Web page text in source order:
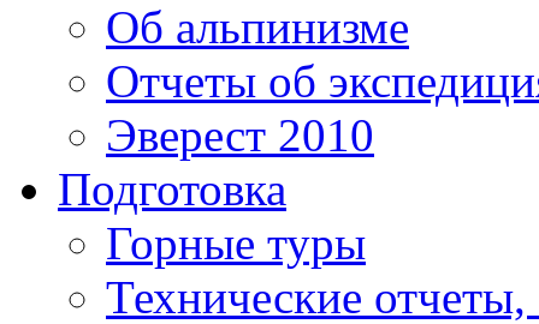
Об альпинизме
Отчеты об
Эверест 2010
Подготовка
Горные туры
Технические